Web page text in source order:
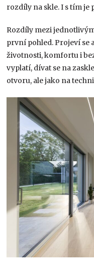
rozdíly na skle. I s tím je
Rozdíly mezi
první pohled. Projeví se
životnosti, komfortu i
vyplatí, dívat se na
otvoru, ale jako na